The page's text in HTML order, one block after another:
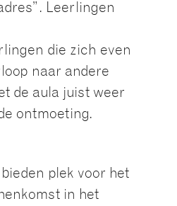
Leerlingen
die zich even
naar andere
de aula juist weer
ontmoeting.
plek voor het
in het